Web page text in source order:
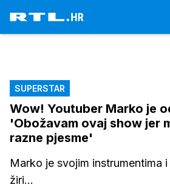
SUPERSTAR
Wow! Youtuber Marko je
'Obožavam ovaj show jer
razne pjesme'
Marko je svojim instrumentima
žiri...